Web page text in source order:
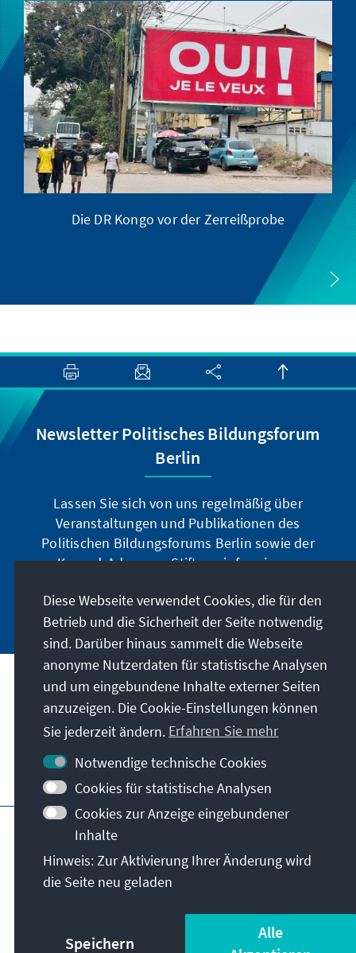
Die DR Kongo vor der Zerreißprobe
Newsletter Politisches Bildungsforum
Berlin
Lassen Sie sich von uns regelmäßig über
Veranstaltungen und Publikationen des
Politischen Bildungsforums Berlin sowie der
Konrad-Adenauer-Stiftung informieren.
Jetzt abonnieren
Anschrift
Kontakt
Besuchen Sie auch
Hauptseite der KAS Impressum
Datenschutz
Nutzungsbedingungen
Erklärung zur Barrierefreiheit
Barriere melden
Allg. Geschäftsbedingungen
© Konrad-Adenauer-Stiftung e.V. 2026
Diese Webseite verwendet Cookies, die für den
Betrieb und die Sicherheit der Seite notwendig
sind. Darüber hinaus sammelt die Webseite
anonyme Nutzerdaten für statistische Analysen
und um eingebundene Inhalte externer Seiten
anzuzeigen. Die Cookie-Einstellungen können
Sie jederzeit ändern. Erfahren Sie mehr
Notwendige technische Cookies
Cookies für statistische Analysen
Cookies zur Anzeige eingebundener
Inhalte
Hinweis: Zur Aktivierung Ihrer Änderung wird
die Seite neu geladen
Speichern
Alle